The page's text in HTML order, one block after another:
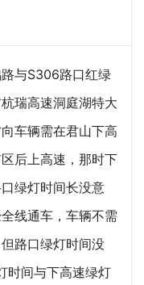
与S306路口红绿
瑞高速洞庭湖特大
车辆需在君山下高
后上高速，那时下
绿灯时间长没意
线通车，车辆不需
路口绿灯时间没
时间与下高速绿灯